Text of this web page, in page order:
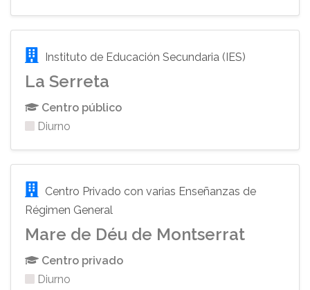
Instituto de Educación Secundaria (IES)
La Serreta
Centro público
Diurno
Centro Privado con varias Enseñanzas de
Régimen General
Mare de Déu de Montserrat
Centro privado
Diurno